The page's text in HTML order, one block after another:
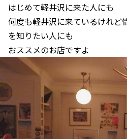
はじめて軽井沢に来た人にも
何度も軽井沢に来ているけれど
を知りたい人にも
おススメのお店ですよ